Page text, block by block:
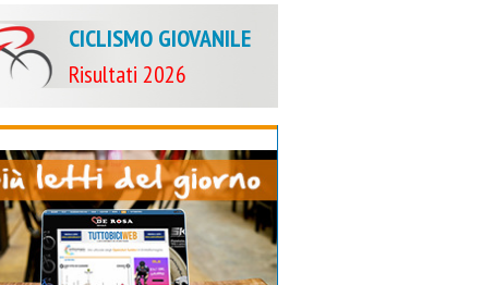
CICLISMO GIOVANILE
Risultati 2026